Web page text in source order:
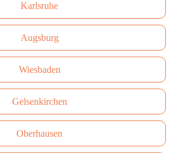
Karlsruhe
Augsburg
Wiesbaden
Gelsenkirchen
Oberhausen